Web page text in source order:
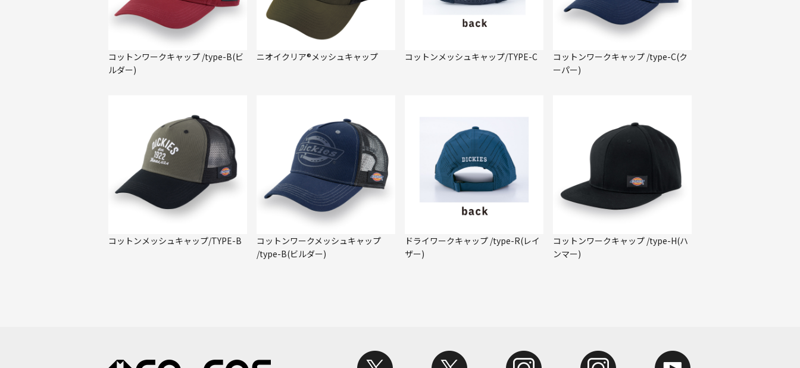
コットンワークキャップ /type-B(ビ
ルダー)
ニオイクリア®メッシュキャップ コットンメッシュキャップ/TYPE-C
コットンワークキャップ /type-C(ク
ーパー)
コットンメッシュキャップ/TYPE-B
コットンワークメッシュキャップ
/type-B(ビルダー)
ドライワークキャップ /type-R(レイ
ザー)
コットンワークキャップ /type-H(ハ
ンマー)